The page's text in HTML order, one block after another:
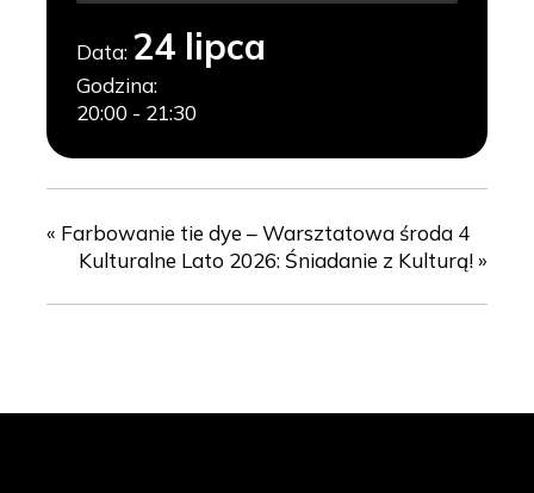
Data: 24 lipca
Godzina:
20:00 - 21:30
« Farbowanie tie dye – Warsztatowa środa 4
Kulturalne Lato 2026: Śniadanie z Kulturą!»